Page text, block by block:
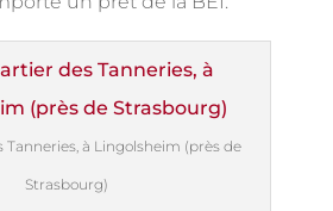
Tanneries, à Lingolsheim (près de
Strasbourg)